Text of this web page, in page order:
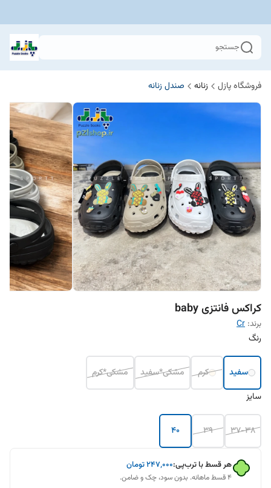
جستجو
فروشگاه پازل زنانه صندل زنانه
کراکس فانتزی baby
برند: Cr
رنگ
سفید کرم مشکی*سفید
مشکی*کرم
سایز
37-38
39
40
هر قسط با ترب‌پی:۲۴۷٬۰۰۰تومان
۴ قسط ماهانه. بدون سود، چک و ضامن.